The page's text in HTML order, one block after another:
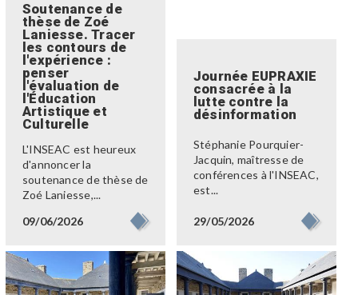
Soutenance de
thèse de Zoé
Laniesse. Tracer
les contours de
l'expérience :
penser
l'évaluation de
l'Éducation
Artistique et
Culturelle
L'INSEAC est heureux
d'annoncer la
soutenance de thèse de
Zoé Laniesse,...
09/06/2026
Journée EUPRAXIE
consacrée à la
lutte contre la
désinformation
Stéphanie Pourquier-
Jacquin, maîtresse de
conférences à l'INSEAC,
est...
29/05/2026